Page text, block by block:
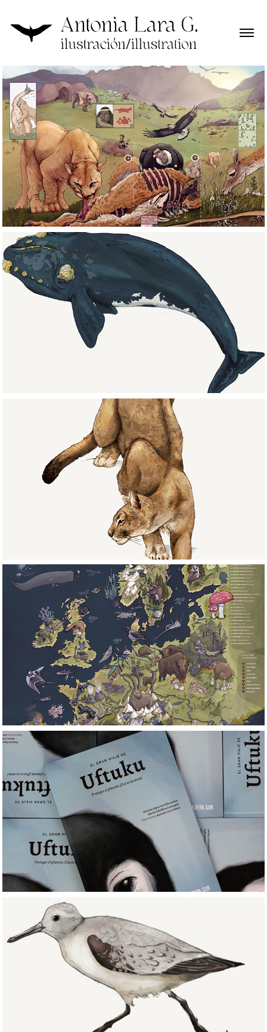
Ecosistemas/Ecosystems
Cetáceos/Cetaceans
Mamíferos/Mammals
Proyectos/Projects
Editorial